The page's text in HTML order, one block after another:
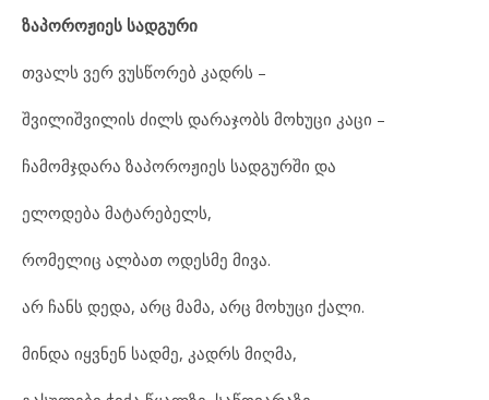
ზაპოროჟიეს სადგური
თვალს ვერ ვუსწორებ კადრს –
შვილიშვილის ძილს დარაჯობს მოხუცი კაცი –
ჩამომჯდარა ზაპოროჟიეს სადგურში და
ელოდება მატარებელს,
რომელიც ალბათ ოდესმე მივა.
არ ჩანს დედა, არც მამა, არც მოხუცი ქალი.
მინდა იყვნენ სადმე, კადრს მიღმა,